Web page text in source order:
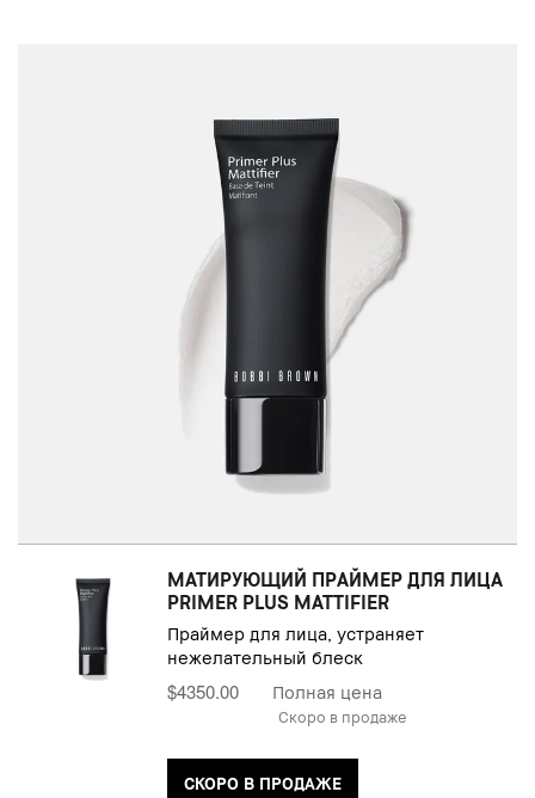
МАТИРУЮЩИЙ ПРАЙМЕР ДЛЯ ЛИЦА
PRIMER PLUS MATTIFIER
Праймер для лица, устраняет
нежелательный блеск
$4350.00 Полная цена
Скоро в продаже
СКОРО В ПРОДАЖЕ